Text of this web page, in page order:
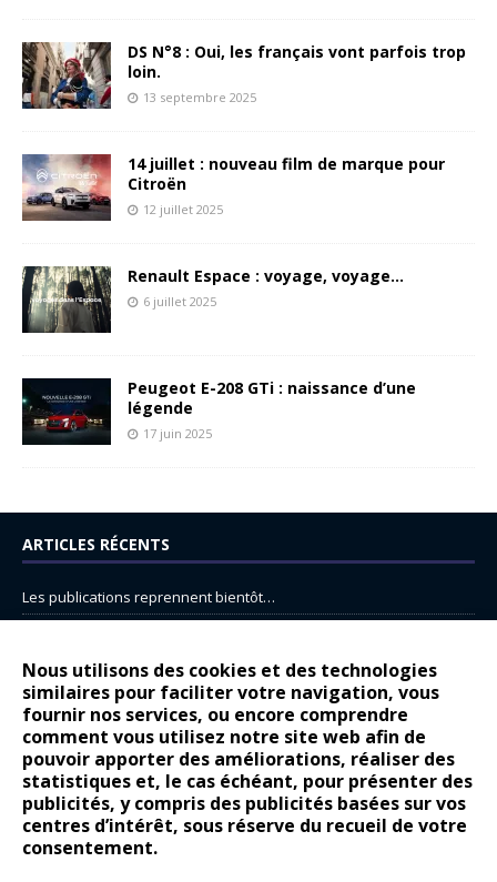
Nous utilisons des cookies et des technologies
similaires pour faciliter votre navigation, vous
fournir nos services, ou encore comprendre
comment vous utilisez notre site web afin de
pouvoir apporter des améliorations, réaliser des
statistiques et, le cas échéant, pour présenter des
publicités, y compris des publicités basées sur vos
centres d’intérêt, sous réserve du recueil de votre
consentement.
DS N°8 : Oui, les français vont parfois trop
loin.
13 septembre 2025
14 juillet : nouveau film de marque pour
Citroën
12 juillet 2025
Renault Espace : voyage, voyage…
6 juillet 2025
Peugeot E-208 GTi : naissance d’une
légende
17 juin 2025
ARTICLES RÉCENTS
Les publications reprennent bientôt…
14 juillet : nouveau film de marque pour Citroën
Renault Espace : voyage, voyage…
Peugeot E-208 GTi : naissance d’une légende
COMMENTAIRES RÉCENTS
Bernard DardartdansDacia Sandero : pour les gens vrais